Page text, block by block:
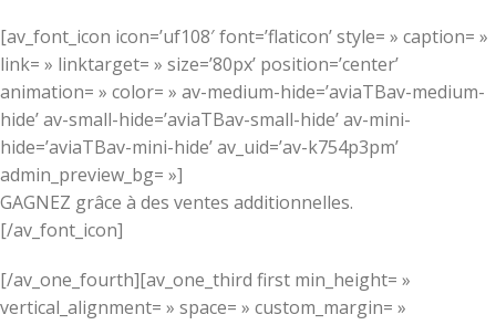
[av_font_icon icon=’uf108′ font=’flaticon’ style= » caption= »
link= » linktarget= » size=’80px’ position=’center’
animation= » color= » av-medium-hide=’aviaTBav-medium-
hide’ av-small-hide=’aviaTBav-small-hide’ av-mini-
hide=’aviaTBav-mini-hide’ av_uid=’av-k754p3pm’
admin_preview_bg= »]
GAGNEZ grâce à des ventes additionnelles.
[/av_font_icon]
[/av_one_fourth][av_one_third first min_height= »
vertical_alignment= » space= » custom_margin= »